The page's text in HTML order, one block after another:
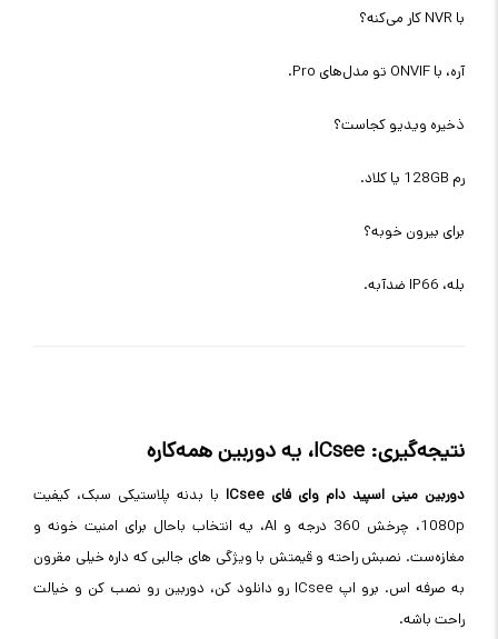
با NVR کار می‌کنه؟
آره، با ONVIF تو مدل‌های Pro.
ذخیره ویدیو کجاست؟
رم 128GB یا کلاد.
برای بیرون خوبه؟
بله، IP66 ضدآبه.
نتیجه‌گیری: ICsee، یه دوربین همه‌کاره
دوربین مینی اسپید دام وای فای ICsee
با بدنه پلاستیکی سبک، کیفیت
1080p، چرخش 360 درجه و AI، یه انتخاب باحال برای امنیت خونه و
مغازه‌ست. نصبش راحته و قیمتش با ویژگی های جالبی که داره خیلی مقرون
به صرفه اس. برو اپ ICsee رو دانلود کن، دوربین رو نصب کن و خیالت
راحت باشه.